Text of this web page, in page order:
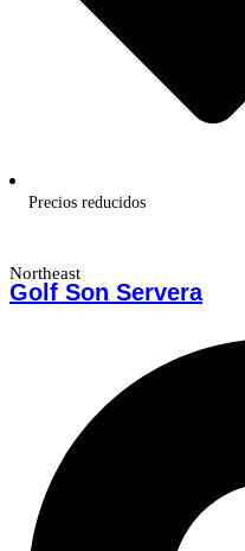
Precios reducidos
Northeast
Golf Son Servera